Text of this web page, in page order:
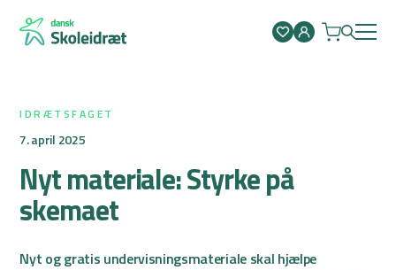
IDRÆTSFAGET
7. april 2025
Nyt materiale: Styrke på
skemaet
Nyt og gratis undervisningsmateriale skal hjælpe